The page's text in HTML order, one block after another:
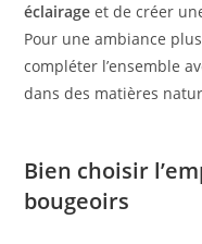
éclairage et de créer
Pour une ambiance
compléter l’ensemble
dans des matières
Bien choisir
bougeoirs